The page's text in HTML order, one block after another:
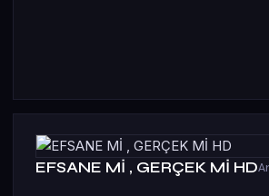
EFSANE Mİ , GERÇEK Mİ HD